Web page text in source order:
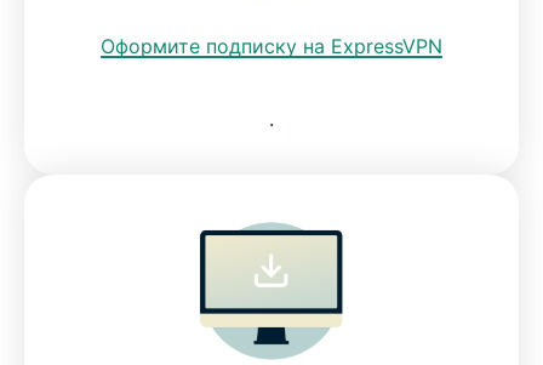
Оформите подписку на ExpressVPN
.